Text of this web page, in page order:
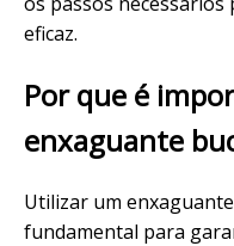
eficaz.
Por que é
enxaguante
Utilizar um
fundamental para